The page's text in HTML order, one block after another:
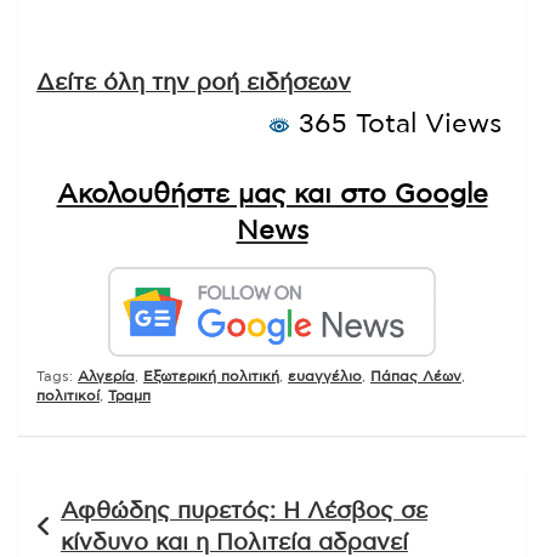
Δείτε όλη την ροή ειδήσεων
365 Total Views
Ακολουθήστε μας και στο Google
News
Tags: Αλγερία Εξωτερική πολιτική ευαγγέλιο Πάπας Λέων
πολιτικοί, Τραμπ
άρθρων
Αφθώδης πυρετός: Η Λέσβος σε
κίνδυνο και η Πολιτεία αδρανεί